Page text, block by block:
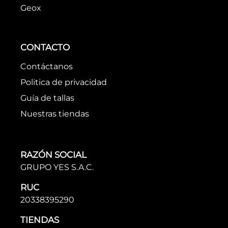
Geox
CONTACTO
Contáctanos
Politica de privacidad
Guía de tallas
Nuestras tiendas
RAZÓN SOCIAL
GRUPO YES S.A.C.
RUC
20338395290
TIENDAS